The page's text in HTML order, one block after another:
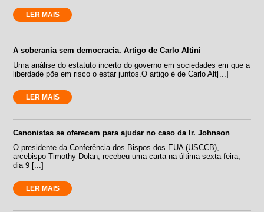
LER MAIS
A soberania sem democracia. Artigo de Carlo Altini
Uma análise do estatuto incerto do governo em sociedades em que a
liberdade põe em risco o estar juntos.O artigo é de Carlo Alt[...]
LER MAIS
Canonistas se oferecem para ajudar no caso da Ir. Johnson
O presidente da Conferência dos Bispos dos EUA (USCCB),
arcebispo Timothy Dolan, recebeu uma carta na última sexta-feira,
dia 9 [...]
LER MAIS